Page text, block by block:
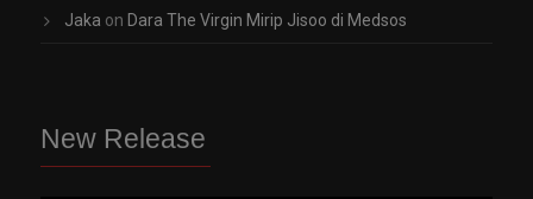
Jaka on Dara The Virgin Mirip Jisoo di Medsos
New Release